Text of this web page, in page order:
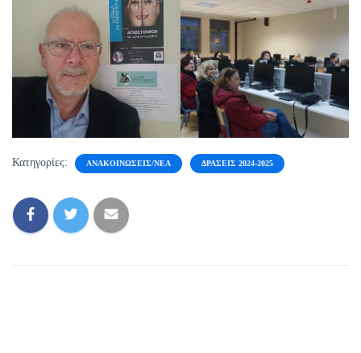
Κατηγορίες: ΑΝΑΚΟΙΝΏΣΕΙΣ/ΝΈΑ ΔΡΆΣΕΙΣ 2024-2025